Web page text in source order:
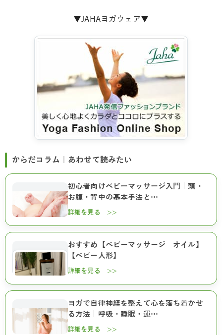
▼JAHAヨガウェア▼
からだコラム｜あわせて読みたい
初心者向けベビーマッサージ入門｜頭・
お腹・背中の基本手法と…
詳細を見る >>
おすすめ【ベビーマッサージ オイル】
【ベビー人形】
詳細を見る >>
ヨガで自律神経を整えて心を落ち着かせ
る方法｜呼吸・睡眠・運…
詳細を見る >>